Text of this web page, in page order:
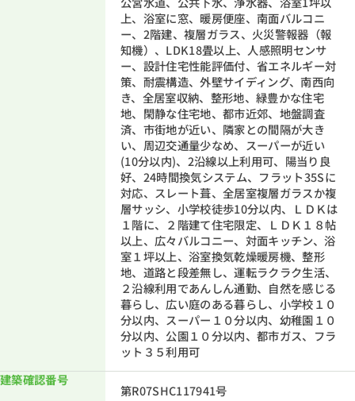
上、浴室に窓、暖房便座、南面バルコニ
ー、2階建、複層ガラス、火災警報器（報
知機）、LDK18畳以上、人感照明センサ
ー、設計住宅性能評価付、省エネルギー対
策、耐震構造、外壁サイディング、南西向
き、全居室収納、整形地、緑豊かな住宅
地、閑静な住宅地、都市近郊、地盤調査
済、市街地が近い、隣家との間隔が大き
い、周辺交通量少なめ、スーパーが近い
(10分以内)、2沿線以上利用可、陽当り良
好、24時間換気システム、フラット35Sに
対応、スレート葺、全居室複層ガラスか複
層サッシ、小学校徒歩10分以内、ＬＤＫは
１階に、２階建て住宅限定、ＬＤＫ１８帖
以上、広々バルコニー、対面キッチン、浴
室１坪以上、浴室換気乾燥暖房機、整形
地、道路と段差無し、運転ラクラク生活、
２沿線利用であんしん通勤、自然を感じる
暮らし、広い庭のある暮らし、小学校１０
分以内、スーパー１０分以内、幼稚園１０
分以内、公園１０分以内、都市ガス、フラ
ット３５利用可
建築確認番号
第R07SHC117941号